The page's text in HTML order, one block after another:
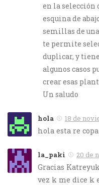
en la selección
esquina de
semillas de
te permite
duplicar, y
algunos casos
crear esas
Un saludo
hola 18 de
hola esta re
la_paki 20 de
Gracias
vez k me dice k